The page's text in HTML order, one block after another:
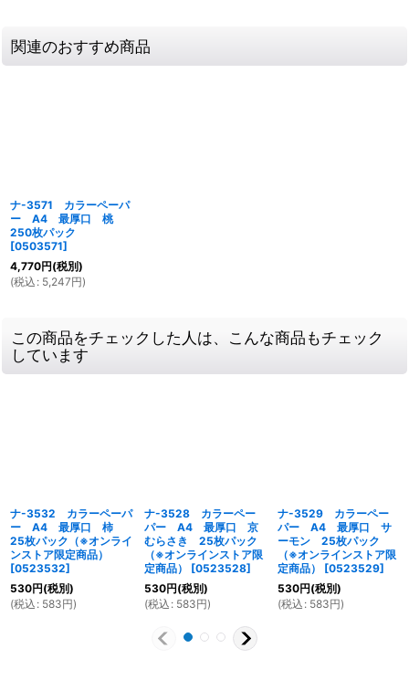
関連のおすすめ商品
ナ-3571 カラーペーパ
ー A4 最厚口 桃
250枚パック
[0503571]
4,770円(税別)
(税込 : 5,247円)
この商品をチェックした人は、こんな商品もチェック
しています
ナ-3532 カラーペーパ
ー A4 最厚口 柿
25枚パック（※オンライ
ンストア限定商品）
[0523532]
530円(税別)
(税込 : 583円)
ナ-3528 カラーペー
パー A4 最厚口 京
むらさき 25枚パック
（※オンラインストア限
定商品）
[0523528]
530円(税別)
(税込 : 583円)
ナ-3529 カラーペー
パー A4 最厚口 サ
ーモン 25枚パック
（※オンラインストア限
定商品）
[0523529]
530円(税別)
(税込 : 583円)